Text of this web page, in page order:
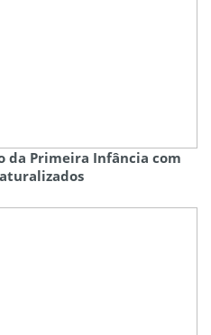
da Primeira Infância com